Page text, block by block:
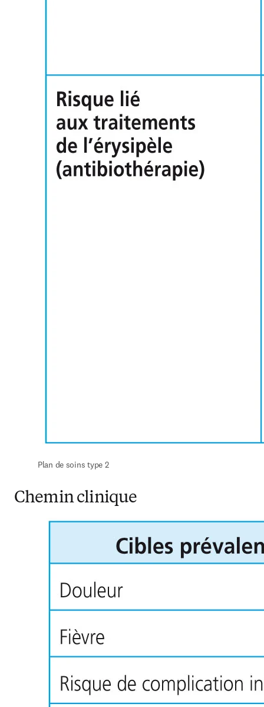
Plan de soins type 2
Chemin clinique